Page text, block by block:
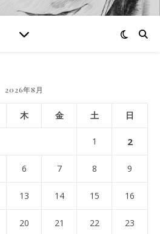
2026年8月
木 金 土 日
1 2
6 7 8 9
13 14 15 16
20 21 22 23